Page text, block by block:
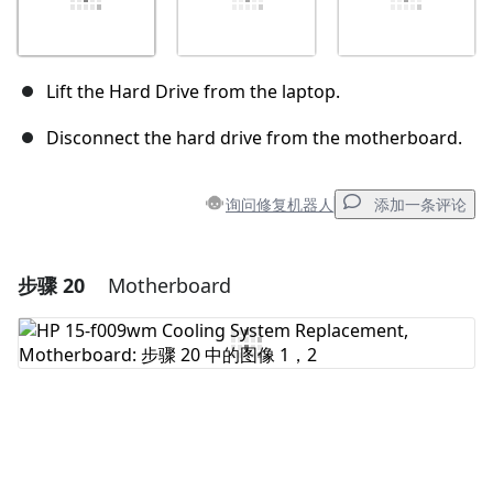
Lift the Hard Drive from the laptop.
Disconnect the hard drive from the motherboard.
询问修复机器人 添加一条评论
添加一条评论
添加评论
步骤 20 Motherboard